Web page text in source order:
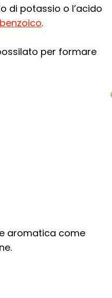
di potassio o l’acido
.
per formare
aromatica come